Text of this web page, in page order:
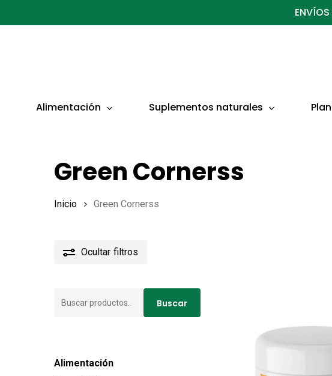
al
Presionar ENTER para buscar o ESC para cerrar
Alimentación Suplementos naturales
Green Cornerss
Inicio Green Cornerss
Ocultar filtros
Buscar
Alimentación